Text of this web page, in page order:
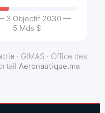
3 Objectif 2030 —
5 Mds $
· GIMAS · Office des
Aeronautique.ma